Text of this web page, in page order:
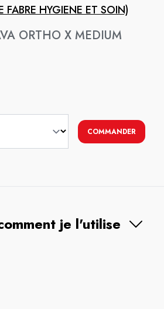
FABRE HYGIENE ET SOIN)
ORTHO X MEDIUM
COMMANDER
je l'utilise